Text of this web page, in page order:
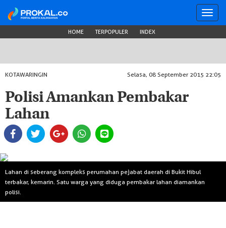
HOME TERPOPULER INDEX
KOTAWARINGIN Selasa, 08 September 2015 22:05
Polisi Amankan Pembakar
Lahan
Lahan di seberang kompleks perumahan pejabat daerah di Bukit Hibul
terbakar, kemarin. Satu warga yang diduga pembakar lahan diamankan
polisi.